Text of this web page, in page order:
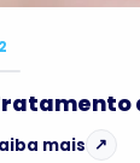
mais ↗